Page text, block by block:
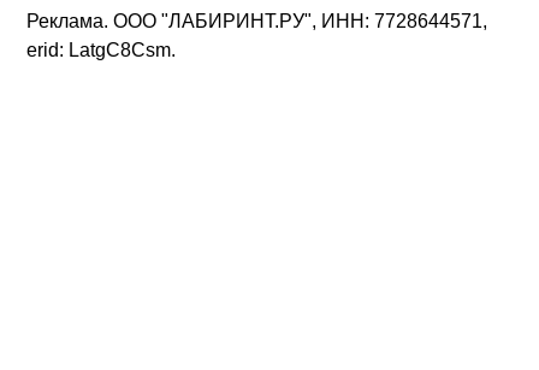
Реклама. ООО "ЛАБИРИНТ.РУ", ИНН: 7728644571,
erid: LatgC8Csm.